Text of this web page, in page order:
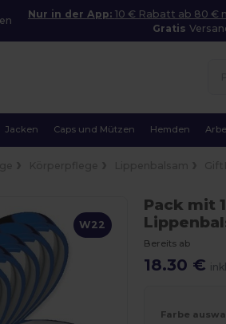
Nur in der App: 10 € Rabatt ab 80 €
Gratis
Jacken Caps und Mützen Hemden
W22
Pack mit
Bereits ab
18.30 €
Farbe